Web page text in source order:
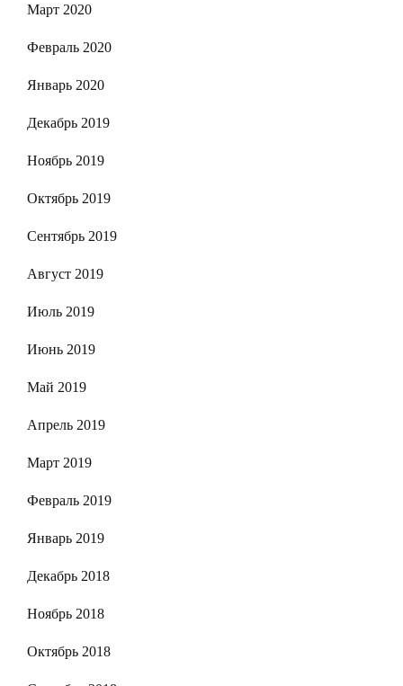
Март 2020
Февраль 2020
Январь 2020
Декабрь 2019
Ноябрь 2019
Октябрь 2019
Сентябрь 2019
Август 2019
Июль 2019
Июнь 2019
Май 2019
Апрель 2019
Март 2019
Февраль 2019
Январь 2019
Декабрь 2018
Ноябрь 2018
Октябрь 2018